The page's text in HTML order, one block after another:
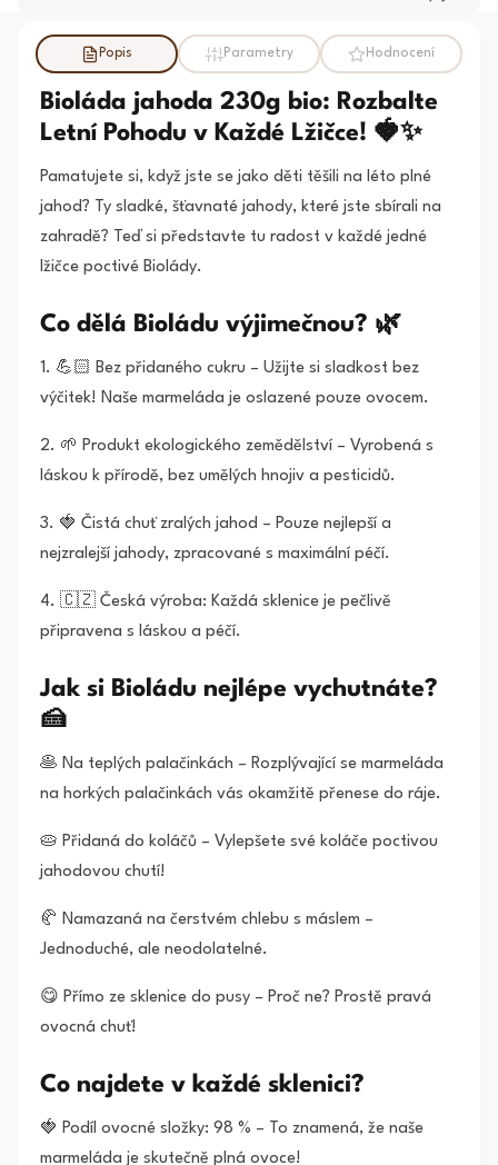
Popis Parametry Hodnocení
Bioláda jahoda 230g bio: Rozbalte
Letní Pohodu v Každé Lžičce! 🍓✨
Pamatujete si, když jste se jako děti těšili na léto plné
jahod? Ty sladké, šťavnaté jahody, které jste sbírali na
zahradě? Teď si představte tu radost v každé jedné
lžičce poctivé Biolády.
Co dělá Bioládu výjimečnou? 🌿
1. 💪🏻 Bez přidaného cukru – Užijte si sladkost bez
výčitek! Naše marmeláda je oslazené pouze ovocem.
2. 🌱 Produkt ekologického zemědělství – Vyrobená s
láskou k přírodě, bez umělých hnojiv a pesticidů.
3. 🍓 Čistá chuť zralých jahod – Pouze nejlepší a
nejzralejší jahody, zpracované s maximální péčí.
4. 🇨🇿 Česká výroba: Každá sklenice je pečlivě
připravena s láskou a péčí.
Jak si Bioládu nejlépe vychutnáte?
🍰
🥞 Na teplých palačinkách – Rozplývající se marmeláda
na horkých palačinkách vás okamžitě přenese do ráje.
🥧 Přidaná do koláčů – Vylepšete své koláče poctivou
jahodovou chutí!
🥐 Namazaná na čerstvém chlebu s máslem –
Jednoduché, ale neodolatelné.
😋 Přímo ze sklenice do pusy – Proč ne? Prostě pravá
ovocná chuť!
Co najdete v každé sklenici?
🍓 Podíl ovocné složky: 98 % – To znamená, že naše
marmeláda je skutečně plná ovoce!